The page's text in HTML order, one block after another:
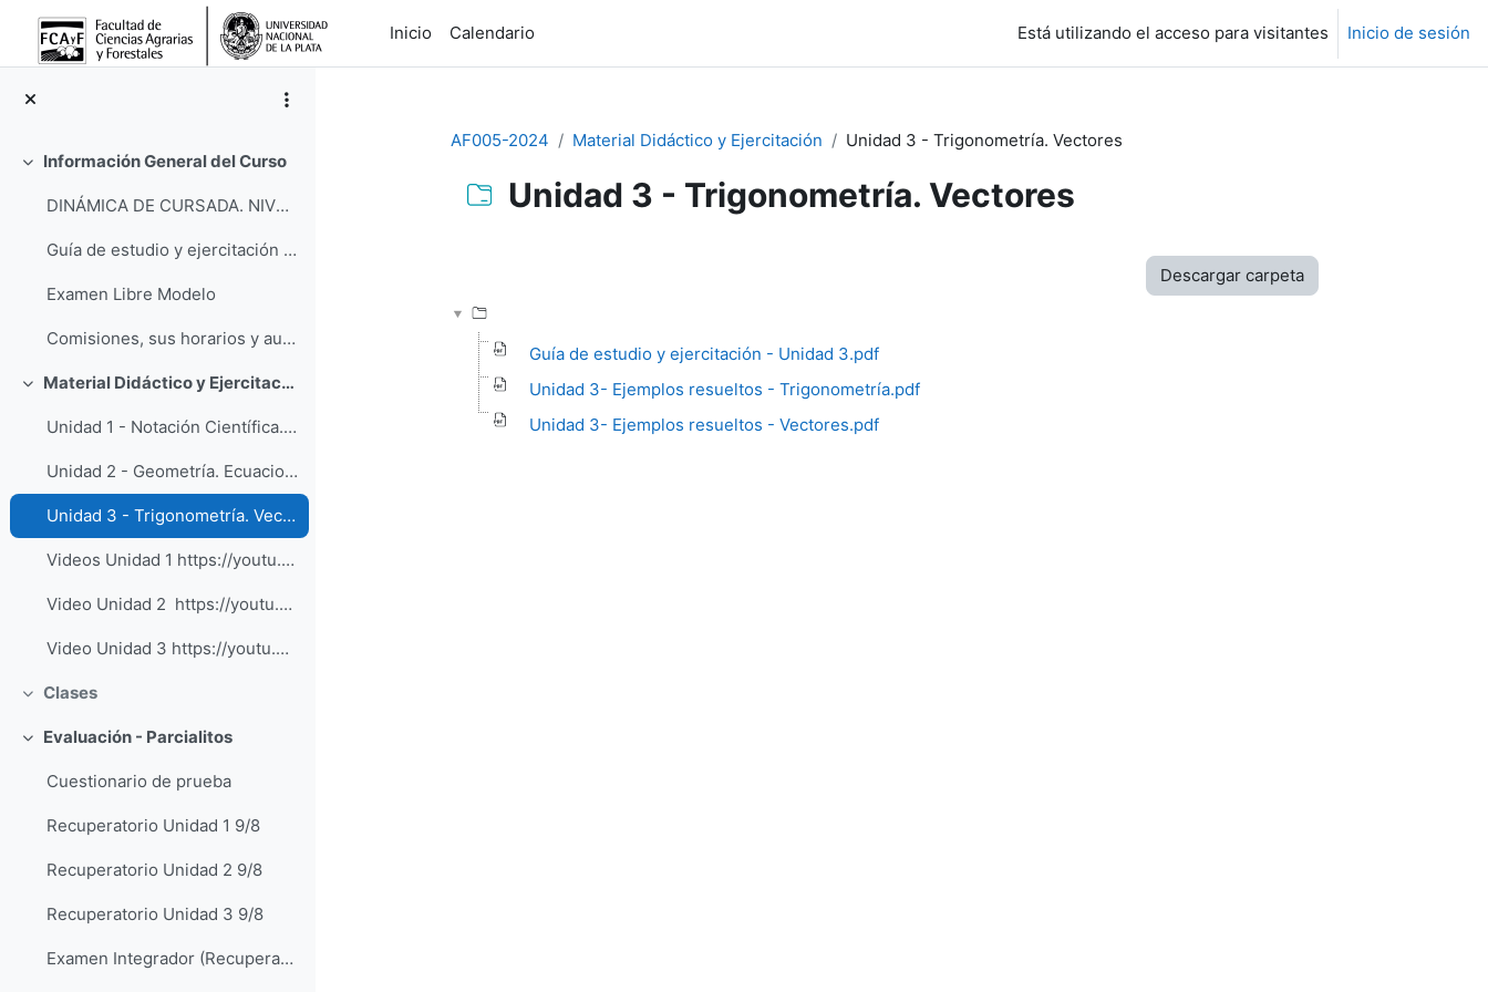
Salta al contenido principal
Inicio
Calendario Está utilizando el acceso para visitantes Inicio de sesión
Contraer
Información General del Curso
DINÁMICA DE CURSADA. NIVELACIÓN FÍSICA 2024 Bienv...
Guía de estudio y ejercitación 2024
Examen Libre Modelo
Comisiones, sus horarios y aulas INFORMACIÓN IMPO...
Contraer Material Didáctico y Ejercitación
Unidad 1 - Notación Científica. Unidades
Unidad 2 - Geometría. Ecuaciones
Unidad 3 - Trigonometría. Vectores
Videos Unidad 1 https://youtu.be/BPv5WoiTIco htt...
Video Unidad 2 https://youtu.be/Tzg9HP00WqU
Video Unidad 3 https://youtu.be/aaa3VLU346k Enla...
Contraer
Clases
Contraer
Evaluación - Parcialitos
Cuestionario de prueba
Recuperatorio Unidad 1 9/8
Recuperatorio Unidad 2 9/8
Recuperatorio Unidad 3 9/8
Examen Integrador (Recuperatorio) 9/8
AF005-2024 Material Didáctico y Ejercitación Unidad 3 - Trigonometría. Vectores
Unidad 3 - Trigonometría. Vectores
Descargar carpeta
Guía de estudio y ejercitación - Unidad 3.pdf
Unidad 3- Ejemplos resueltos - Trigonometría.pdf
Unidad 3- Ejemplos resueltos - Vectores.pdf